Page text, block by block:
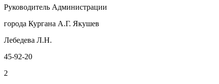
Руководитель Администрации
города Кургана А.Г. Якушев
Лебедева Л.Н.
45-92-20
2